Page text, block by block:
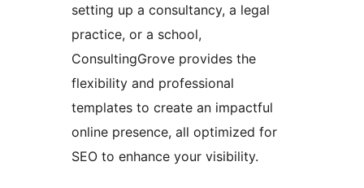
setting up a consultancy, a legal
practice, or a school,
ConsultingGrove provides the
flexibility and professional
templates to create an impactful
online presence, all optimized for
SEO to enhance your visibility.